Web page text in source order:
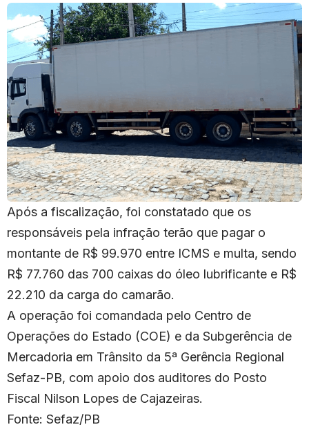
Após a fiscalização, foi constatado que os
responsáveis pela infração terão que pagar o
montante de R$ 99.970 entre ICMS e multa, sendo
R$ 77.760 das 700 caixas do óleo lubrificante e R$
22.210 da carga do camarão.
A operação foi comandada pelo Centro de
Operações do Estado (COE) e da Subgerência de
Mercadoria em Trânsito da 5ª Gerência Regional
Sefaz-PB, com apoio dos auditores do Posto
Fiscal Nilson Lopes de Cajazeiras.
Fonte: Sefaz/PB